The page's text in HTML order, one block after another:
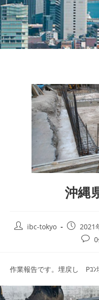
沖縄
ibc-tokyo 2021
作業報告です。埋戻し Pｺ